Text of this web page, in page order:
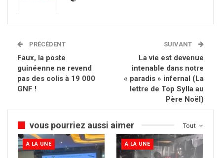
PRÉCÉDENT
Faux, la poste
guinéenne ne revend
pas des colis à 19 000
GNF !
SUIVANT
La vie est devenue
intenable dans notre
« paradis » infernal (La
lettre de Top Sylla au
Père Noël)
Tout
vous pourriez aussi aimer
A LA UNE A LA UNE